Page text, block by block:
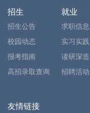
招生
招生公告
校园动态
报考指南
高招录取查询
就业
求职信息
实习实践
读研深造
招聘活动
友情链接